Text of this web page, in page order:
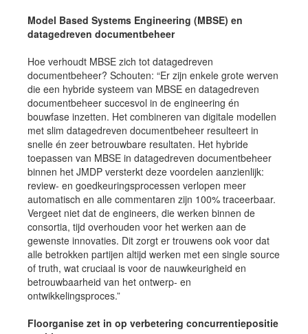
Model Based Systems Engineering (MBSE) en
datagedreven documentbeheer
Hoe verhoudt MBSE zich tot datagedreven
documentbeheer? Schouten: “Er zijn enkele grote werven
die een hybride systeem van MBSE en datagedreven
documentbeheer succesvol in de engineering én
bouwfase inzetten. Het combineren van digitale modellen
met slim datagedreven documentbeheer resulteert in
snelle én zeer betrouwbare resultaten. Het hybride
toepassen van MBSE in datagedreven documentbeheer
binnen het JMDP versterkt deze voordelen aanzienlijk:
review- en goedkeuringsprocessen verlopen meer
automatisch en alle commentaren zijn 100% traceerbaar.
Vergeet niet dat de engineers, die werken binnen de
consortia, tijd overhouden voor het werken aan de
gewenste innovaties. Dit zorgt er trouwens ook voor dat
alle betrokken partijen altijd werken met een single source
of truth, wat cruciaal is voor de nauwkeurigheid en
betrouwbaarheid van het ontwerp- en
ontwikkelingsproces.”
Floorganise zet in op verbetering concurrentiepositie